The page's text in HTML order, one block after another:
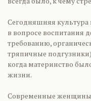
Сегодняшняя культура
в вопросе воспитания
требованию,
тряпичные
когда материнство
жизни.
Современные женщины